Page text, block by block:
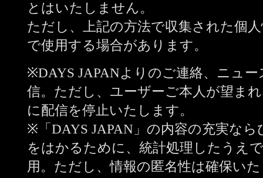
とはいたしません。
ただし、上記の方法で収集された個
で使用する場合があります。
※DAYS JAPANよりのご連絡、ニュ
信。ただし、ユーザーご本人が望ま
に配信を停止いたします。
※「DAYS JAPAN」の内容の充実な
をはかるために、統計処理したうえ
用。ただし、情報の匿名性は確保い